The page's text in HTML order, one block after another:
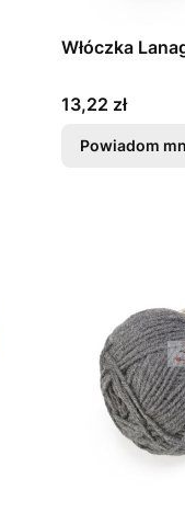
Włóczka
Cena
13,22 zł
Powiadom